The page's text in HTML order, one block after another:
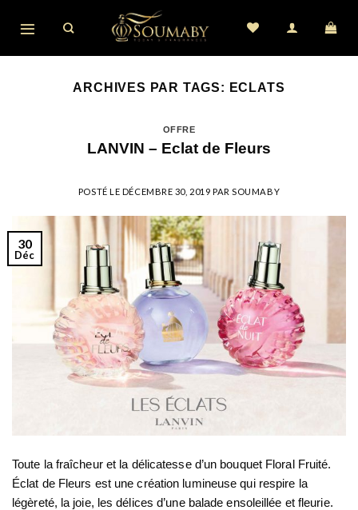
ARCHIVES PAR TAGS: ECLATS
OFFRE
LANVIN – Eclat de Fleurs
POSTÉ LE DÉCEMBRE 30, 2019 PAR SOUMABY
30
Déc
Toute la fraîcheur et la délicatesse d’un bouquet Floral Fruité.
Éclat de Fleurs est une création lumineuse qui respire la
légèreté, la joie, les délices d’une balade ensoleillée et fleurie.